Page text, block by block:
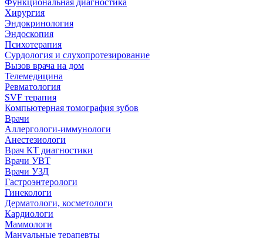
Функциональная диагностика
Хирургия
Эндокринология
Эндоскопия
Психотерапия
Сурдология и слухопротезирование
Вызов врача на дом
Телемедицина
Ревматология
SVF терапия
Компьютерная томография зубов
Врачи
Аллергологи-иммунологи
Анестезиологи
Врач КТ диагностики
Врачи УВТ
Врачи УЗД
Гастроэнтерологи
Гинекологи
Дерматологи, косметологи
Кардиологи
Маммологи
Мануальные терапевты